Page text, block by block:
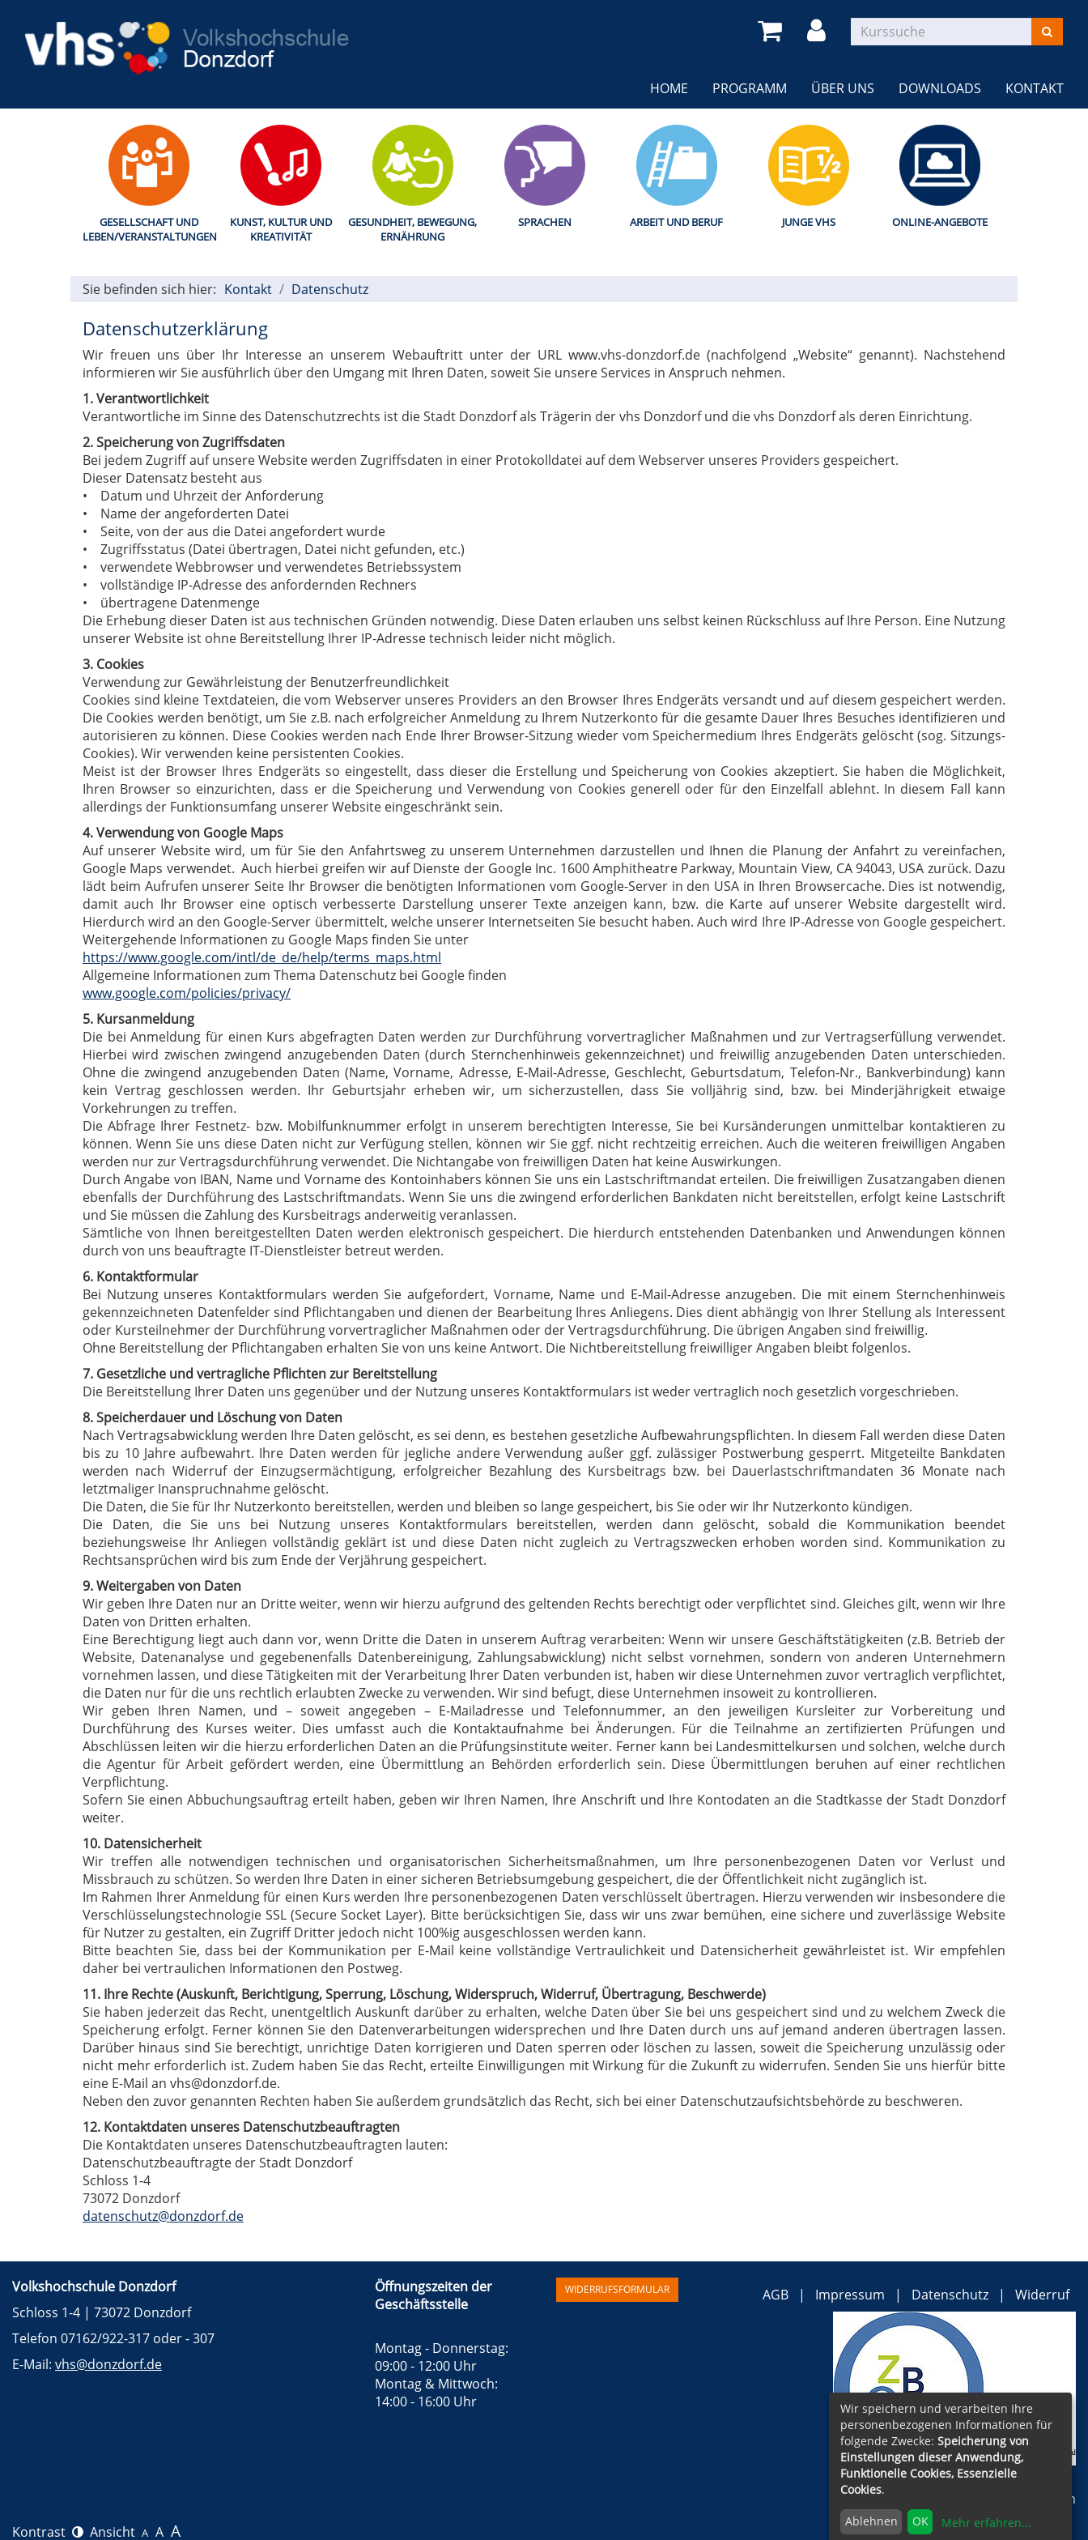
Kurse
suchen
HOME PROGRAMM ÜBER UNS DOWNLOADS KONTAKT
GESELLSCHAFT UND
LEBEN/VERANSTALTUNGEN
KUNST, KULTUR UND
KREATIVITÄT
GESUNDHEIT, BEWEGUNG,
ERNÄHRUNG
SPRACHEN ARBEIT UND BERUF JUNGE VHS ONLINE-ANGEBOTE
Sie befinden sich hier: Kontakt Datenschutz
Datenschutzerklärung
Wir freuen uns über Ihr Interesse an unserem Webauftritt unter der URL www.vhs-donzdorf.de (nachfolgend „Website“ genannt). Nachstehend
informieren wir Sie ausführlich über den Umgang mit Ihren Daten, soweit Sie unsere Services in Anspruch nehmen.
1. Verantwortlichkeit
Verantwortliche im Sinne des Datenschutzrechts ist die Stadt Donzdorf als Trägerin der vhs Donzdorf und die vhs Donzdorf als deren Einrichtung.
2. Speicherung von Zugriffsdaten
Bei jedem Zugriff auf unsere Website werden Zugriffsdaten in einer Protokolldatei auf dem Webserver unseres Providers gespeichert.
Dieser Datensatz besteht aus
• Datum und Uhrzeit der Anforderung
• Name der angeforderten Datei
• Seite, von der aus die Datei angefordert wurde
• Zugriffsstatus (Datei übertragen, Datei nicht gefunden, etc.)
• verwendete Webbrowser und verwendetes Betriebssystem
• vollständige IP-Adresse des anfordernden Rechners
• übertragene Datenmenge
Die Erhebung dieser Daten ist aus technischen Gründen notwendig. Diese Daten erlauben uns selbst keinen Rückschluss auf Ihre Person. Eine Nutzung
unserer Website ist ohne Bereitstellung Ihrer IP-Adresse technisch leider nicht möglich.
3. Cookies
Verwendung zur Gewährleistung der Benutzerfreundlichkeit
Cookies sind kleine Textdateien, die vom Webserver unseres Providers an den Browser Ihres Endgeräts versandt und auf diesem gespeichert werden.
Die Cookies werden benötigt, um Sie z.B. nach erfolgreicher Anmeldung zu Ihrem Nutzerkonto für die gesamte Dauer Ihres Besuches identifizieren und
autorisieren zu können. Diese Cookies werden nach Ende Ihrer Browser-Sitzung wieder vom Speichermedium Ihres Endgeräts gelöscht (sog. Sitzungs-
Cookies). Wir verwenden keine persistenten Cookies.
Meist ist der Browser Ihres Endgeräts so eingestellt, dass dieser die Erstellung und Speicherung von Cookies akzeptiert. Sie haben die Möglichkeit,
Ihren Browser so einzurichten, dass er die Speicherung und Verwendung von Cookies generell oder für den Einzelfall ablehnt. In diesem Fall kann
allerdings der Funktionsumfang unserer Website eingeschränkt sein.
4. Verwendung von Google Maps
Auf unserer Website wird, um für Sie den Anfahrtsweg zu unserem Unternehmen darzustellen und Ihnen die Planung der Anfahrt zu vereinfachen,
Google Maps verwendet. Auch hierbei greifen wir auf Dienste der Google Inc. 1600 Amphitheatre Parkway, Mountain View, CA 94043, USA zurück. Dazu
lädt beim Aufrufen unserer Seite Ihr Browser die benötigten Informationen vom Google-Server in den USA in Ihren Browsercache. Dies ist notwendig,
damit auch Ihr Browser eine optisch verbesserte Darstellung unserer Texte anzeigen kann, bzw. die Karte auf unserer Website dargestellt wird.
Hierdurch wird an den Google-Server übermittelt, welche unserer Internetseiten Sie besucht haben. Auch wird Ihre IP-Adresse von Google gespeichert.
Weitergehende Informationen zu Google Maps finden Sie unter
https://www.google.com/intl/de_de/help/terms_maps.html
Allgemeine Informationen zum Thema Datenschutz bei Google finden
www.google.com/policies/privacy/
5. Kursanmeldung
Die bei Anmeldung für einen Kurs abgefragten Daten werden zur Durchführung vorvertraglicher Maßnahmen und zur Vertragserfüllung verwendet.
Hierbei wird zwischen zwingend anzugebenden Daten (durch Sternchenhinweis gekennzeichnet) und freiwillig anzugebenden Daten unterschieden.
Ohne die zwingend anzugebenden Daten (Name, Vorname, Adresse, E-Mail-Adresse, Geschlecht, Geburtsdatum, Telefon-Nr., Bankverbindung) kann
kein Vertrag geschlossen werden. Ihr Geburtsjahr erheben wir, um sicherzustellen, dass Sie volljährig sind, bzw. bei Minderjährigkeit etwaige
Vorkehrungen zu treffen.
Die Abfrage Ihrer Festnetz- bzw. Mobilfunknummer erfolgt in unserem berechtigten Interesse, Sie bei Kursänderungen unmittelbar kontaktieren zu
können. Wenn Sie uns diese Daten nicht zur Verfügung stellen, können wir Sie ggf. nicht rechtzeitig erreichen. Auch die weiteren freiwilligen Angaben
werden nur zur Vertragsdurchführung verwendet. Die Nichtangabe von freiwilligen Daten hat keine Auswirkungen.
Durch Angabe von IBAN, Name und Vorname des Kontoinhabers können Sie uns ein Lastschriftmandat erteilen. Die freiwilligen Zusatzangaben dienen
ebenfalls der Durchführung des Lastschriftmandats. Wenn Sie uns die zwingend erforderlichen Bankdaten nicht bereitstellen, erfolgt keine Lastschrift
und Sie müssen die Zahlung des Kursbeitrags anderweitig veranlassen.
Sämtliche von Ihnen bereitgestellten Daten werden elektronisch gespeichert. Die hierdurch entstehenden Datenbanken und Anwendungen können
durch von uns beauftragte IT-Dienstleister betreut werden.
6. Kontaktformular
Bei Nutzung unseres Kontaktformulars werden Sie aufgefordert, Vorname, Name und E-Mail-Adresse anzugeben. Die mit einem Sternchenhinweis
gekennzeichneten Datenfelder sind Pflichtangaben und dienen der Bearbeitung Ihres Anliegens. Dies dient abhängig von Ihrer Stellung als Interessent
oder Kursteilnehmer der Durchführung vorvertraglicher Maßnahmen oder der Vertragsdurchführung. Die übrigen Angaben sind freiwillig.
Ohne Bereitstellung der Pflichtangaben erhalten Sie von uns keine Antwort. Die Nichtbereitstellung freiwilliger Angaben bleibt folgenlos.
7. Gesetzliche und vertragliche Pflichten zur Bereitstellung
Die Bereitstellung Ihrer Daten uns gegenüber und der Nutzung unseres Kontaktformulars ist weder vertraglich noch gesetzlich vorgeschrieben.
8. Speicherdauer und Löschung von Daten
Nach Vertragsabwicklung werden Ihre Daten gelöscht, es sei denn, es bestehen gesetzliche Aufbewahrungspflichten. In diesem Fall werden diese Daten
bis zu 10 Jahre aufbewahrt. Ihre Daten werden für jegliche andere Verwendung außer ggf. zulässiger Postwerbung gesperrt. Mitgeteilte Bankdaten
werden nach Widerruf der Einzugsermächtigung, erfolgreicher Bezahlung des Kursbeitrags bzw. bei Dauerlastschriftmandaten 36 Monate nach
letztmaliger Inanspruchnahme gelöscht.
Die Daten, die Sie für Ihr Nutzerkonto bereitstellen, werden und bleiben so lange gespeichert, bis Sie oder wir Ihr Nutzerkonto kündigen.
Die Daten, die Sie uns bei Nutzung unseres Kontaktformulars bereitstellen, werden dann gelöscht, sobald die Kommunikation beendet
beziehungsweise Ihr Anliegen vollständig geklärt ist und diese Daten nicht zugleich zu Vertragszwecken erhoben worden sind. Kommunikation zu
Rechtsansprüchen wird bis zum Ende der Verjährung gespeichert.
9. Weitergaben von Daten
Wir geben Ihre Daten nur an Dritte weiter, wenn wir hierzu aufgrund des geltenden Rechts berechtigt oder verpflichtet sind. Gleiches gilt, wenn wir Ihre
Daten von Dritten erhalten.
Eine Berechtigung liegt auch dann vor, wenn Dritte die Daten in unserem Auftrag verarbeiten: Wenn wir unsere Geschäftstätigkeiten (z.B. Betrieb der
Website, Datenanalyse und gegebenenfalls Datenbereinigung, Zahlungsabwicklung) nicht selbst vornehmen, sondern von anderen Unternehmern
vornehmen lassen, und diese Tätigkeiten mit der Verarbeitung Ihrer Daten verbunden ist, haben wir diese Unternehmen zuvor vertraglich verpflichtet,
die Daten nur für die uns rechtlich erlaubten Zwecke zu verwenden. Wir sind befugt, diese Unternehmen insoweit zu kontrollieren.
Wir geben Ihren Namen, und – soweit angegeben – E-Mailadresse und Telefonnummer, an den jeweiligen Kursleiter zur Vorbereitung und
Durchführung des Kurses weiter. Dies umfasst auch die Kontaktaufnahme bei Änderungen. Für die Teilnahme an zertifizierten Prüfungen und
Abschlüssen leiten wir die hierzu erforderlichen Daten an die Prüfungsinstitute weiter. Ferner kann bei Landesmittelkursen und solchen, welche durch
die Agentur für Arbeit gefördert werden, eine Übermittlung an Behörden erforderlich sein. Diese Übermittlungen beruhen auf einer rechtlichen
Verpflichtung.
Sofern Sie einen Abbuchungsauftrag erteilt haben, geben wir Ihren Namen, Ihre Anschrift und Ihre Kontodaten an die Stadtkasse der Stadt Donzdorf
weiter.
10. Datensicherheit
Wir treffen alle notwendigen technischen und organisatorischen Sicherheitsmaßnahmen, um Ihre personenbezogenen Daten vor Verlust und
Missbrauch zu schützen. So werden Ihre Daten in einer sicheren Betriebsumgebung gespeichert, die der Öffentlichkeit nicht zugänglich ist.
Im Rahmen Ihrer Anmeldung für einen Kurs werden Ihre personenbezogenen Daten verschlüsselt übertragen. Hierzu verwenden wir insbesondere die
Verschlüsselungstechnologie SSL (Secure Socket Layer). Bitte berücksichtigen Sie, dass wir uns zwar bemühen, eine sichere und zuverlässige Website
für Nutzer zu gestalten, ein Zugriff Dritter jedoch nicht 100%ig ausgeschlossen werden kann.
Bitte beachten Sie, dass bei der Kommunikation per E-Mail keine vollständige Vertraulichkeit und Datensicherheit gewährleistet ist. Wir empfehlen
daher bei vertraulichen Informationen den Postweg.
11. Ihre Rechte (Auskunft, Berichtigung, Sperrung, Löschung, Widerspruch, Widerruf, Übertragung, Beschwerde)
Sie haben jederzeit das Recht, unentgeltlich Auskunft darüber zu erhalten, welche Daten über Sie bei uns gespeichert sind und zu welchem Zweck die
Speicherung erfolgt. Ferner können Sie den Datenverarbeitungen widersprechen und Ihre Daten durch uns auf jemand anderen übertragen lassen.
Darüber hinaus sind Sie berechtigt, unrichtige Daten korrigieren und Daten sperren oder löschen zu lassen, soweit die Speicherung unzulässig oder
nicht mehr erforderlich ist. Zudem haben Sie das Recht, erteilte Einwilligungen mit Wirkung für die Zukunft zu widerrufen. Senden Sie uns hierfür bitte
eine E-Mail an vhs@donzdorf.de.
Neben den zuvor genannten Rechten haben Sie außerdem grundsätzlich das Recht, sich bei einer Datenschutzaufsichtsbehörde zu beschweren.
12. Kontaktdaten unseres Datenschutzbeauftragten
Die Kontaktdaten unseres Datenschutzbeauftragten lauten:
Datenschutzbeauftragte der Stadt Donzdorf
Schloss 1-4
73072 Donzdorf
datenschutz@donzdorf.de
Volkshochschule Donzdorf
Schloss 1-4 | 73072 Donzdorf
Telefon 07162/922-317 oder - 307
E-Mail: vhs@donzdorf.de
Öffnungszeiten der
Geschäftsstelle
Montag - Donnerstag:
09:00 - 12:00 Uhr
Montag & Mittwoch:
14:00 - 16:00 Uhr
WIDERRUFSFORMULAR AGB Impressum Datenschutz Widerruf
Cookie Einstellungen
Kontrast
Ansicht A A A
Wir speichern und verarbeiten Ihre
personenbezogenen Informationen für
folgende Zwecke: Speicherung von
Einstellungen dieser Anwendung,
Funktionelle Cookies, Essenzielle
Cookies.
Ablehnen OK Mehr erfahren...